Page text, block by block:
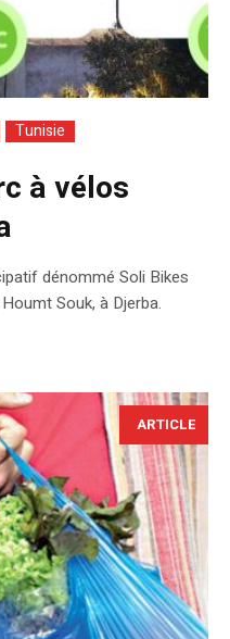
Tunisie
à vélos
dénommé Soli Bikes
Souk, à Djerba.
ARTICLE